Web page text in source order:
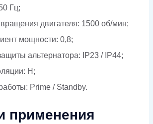
Гц;
вращения двигателя: 1500 об/мин;
мощности: 0,8;
альтернатора: IP23 / IP44;
H;
Prime / Standby.
применения